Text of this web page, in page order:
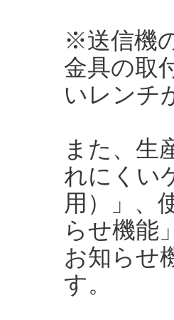
※送信機
金具の取
いレンチ
また、生
れにくい
用）」、
らせ機能
お知らせ
す。